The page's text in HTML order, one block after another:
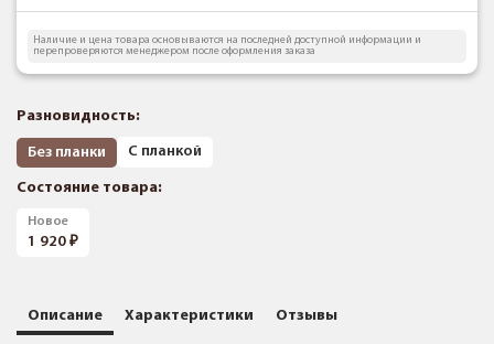
Наличие и цена товара основываются на последней доступной информации и
перепроверяются менеджером после оформления заказа
Разновидность:
Без планки С планкой
Состояние товара:
Новое
1 920
Описание Характеристики Отзывы